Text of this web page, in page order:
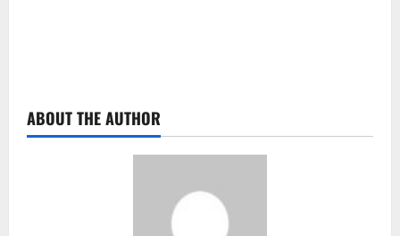
ABOUT THE AUTHOR